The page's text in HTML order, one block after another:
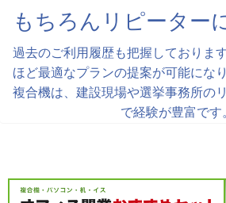
もちろんリピーター
過去のご利用履歴も把握しておりま
ほど最適なプランの提案が可能にな
複合機は、建設現場や選挙事務所の
で経験が豊富です